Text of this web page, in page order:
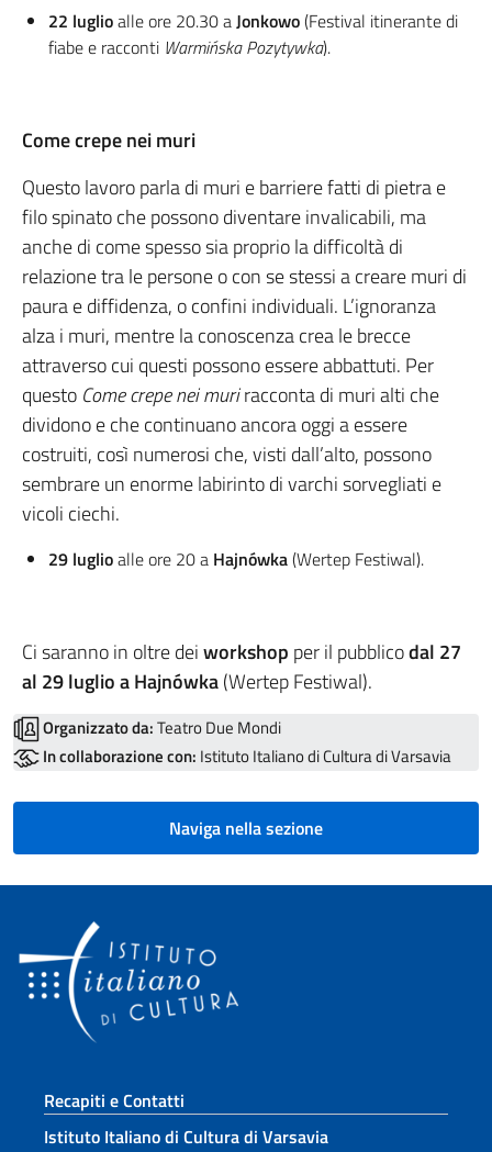
22 luglioalle ore 20.30 aJonkowo(Festival itinerante di
fiabe e racconti Warmińska Pozytywka).
Come crepe nei muri
Questo lavoro parla di muri e barriere fatti di pietra e
filo spinato che possono diventare invalicabili, ma
anche di come spesso sia proprio la difficoltà di
relazione tra le persone o con se stessi a creare muri di
paura e diffidenza, o confini individuali. L’ignoranza
alza i muri, mentre la conoscenza crea le brecce
attraverso cui questi possono essere abbattuti. Per
questo Come crepe nei muriracconta di muri alti che
dividono e che continuano ancora oggi a essere
costruiti, così numerosi che, visti dall’alto, possono
sembrare un enorme labirinto di varchi sorvegliati e
vicoli ciechi.
29 luglioalle ore 20 a Hajnówka(Wertep Festiwal).
Ci saranno in oltre deiworkshop per il pubblicodal 27
al 29 luglio a Hajnówka(Wertep Festiwal).
Organizzato da:Teatro Due Mondi
In collaborazione con: Istituto Italiano di Cultura di Varsavia
Naviga nella sezione
Sezione footer
Recapiti e Contatti
Istituto Italiano di Cultura di Varsavia